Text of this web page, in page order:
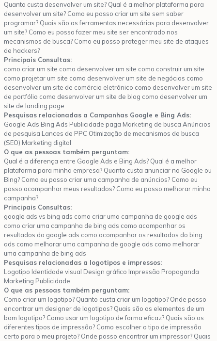
Quanto custa desenvolver um site? Qual é a melhor plataforma para
desenvolver um site? Como eu posso criar um site sem saber
programar? Quais são as ferramentas necessárias para desenvolver
um site? Como eu posso fazer meu site ser encontrado nos
mecanismos de busca? Como eu posso proteger meu site de ataques
de hackers?
Principais Consultas:
como criar um site como desenvolver um site como construir um site
como projetar um site como desenvolver um site de negócios como
desenvolver um site de comércio eletrônico como desenvolver um site
de portfólio como desenvolver um site de blog como desenvolver um
site de landing page
Pesquisas relacionadas a Campanhas Google e Bing Ads:
Google Ads Bing Ads Publicidade paga Marketing de busca Anúncios
de pesquisa Lances de PPC Otimização de mecanismos de busca
(SEO) Marketing digital
O que as pessoas também perguntam:
Qual é a diferença entre Google Ads e Bing Ads? Qual é a melhor
plataforma para minha empresa? Quanto custa anunciar no Google ou
Bing? Como eu posso criar uma campanha de anúncios? Como eu
posso acompanhar meus resultados? Como eu posso melhorar minha
campanha?
Principais Consultas:
google ads vs bing ads como criar uma campanha de google ads
como criar uma campanha de bing ads como acompanhar os
resultados do google ads como acompanhar os resultados do bing
ads como melhorar uma campanha de google ads como melhorar
uma campanha de bing ads
Pesquisas relacionadas a logotipos e impressos:
Logotipo Identidade visual Design gráfico Impressão Propaganda
Marketing Publicidade
O que as pessoas também perguntam:
Como criar um logotipo? Quanto custa criar um logotipo? Onde posso
encontrar um designer de logotipos? Quais são os elementos de um
bom logotipo? Como usar um logotipo de forma eficaz? Quais são os
diferentes tipos de impressão? Como escolher o tipo de impressão
certo para o meu projeto? Onde posso encontrar um impressor? Quais